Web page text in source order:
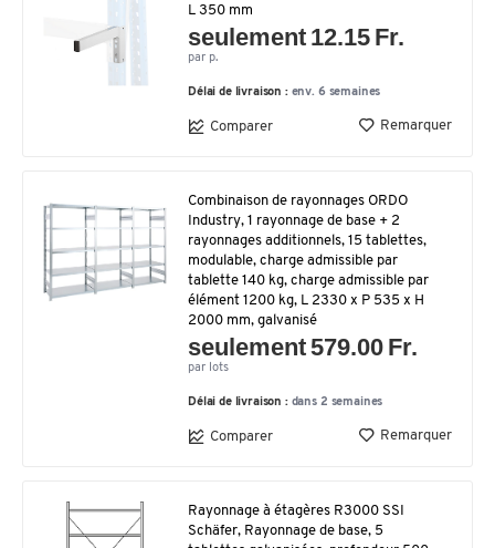
L 350 mm
seulement 12.15 Fr.
par p.
Délai de livraison : env. 6 semaines
Comparer Remarquer
Combinaison de rayonnages ORDO
Industry, 1 rayonnage de base + 2
rayonnages additionnels, 15 tablettes,
modulable, charge admissible par
tablette 140 kg, charge admissible par
élément 1200 kg, L 2330 x P 535 x H
2000 mm, galvanisé
seulement 579.00 Fr.
par lots
Délai de livraison : dans 2 semaines
Comparer Remarquer
Rayonnage à étagères R3000 SSI
Schäfer, Rayonnage de base, 5